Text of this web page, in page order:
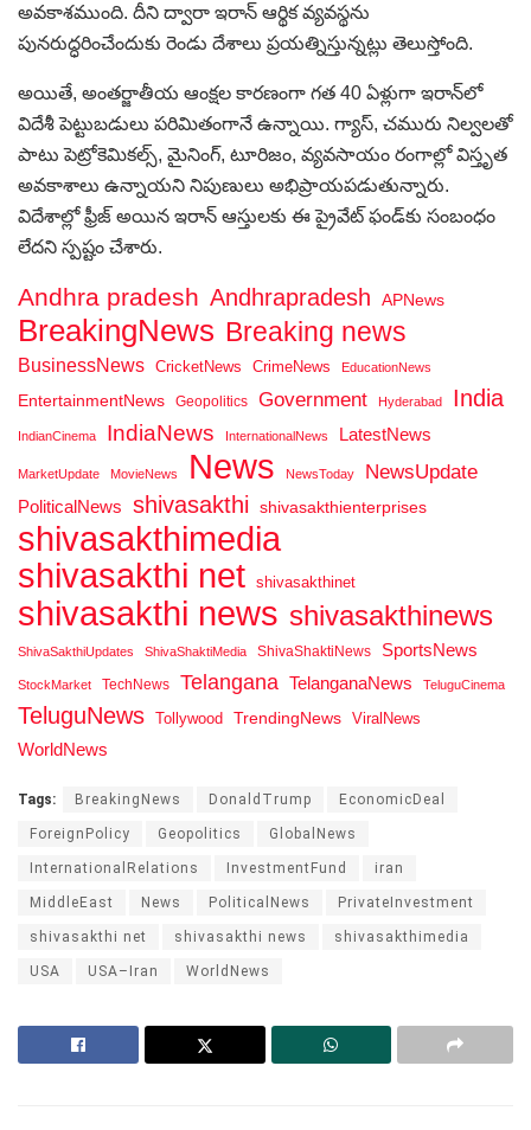
అవకాశముంది. దీని ద్వారా ఇరాన్ ఆర్థిక వ్యవస్థను
పునరుద్ధరించేందుకు రెండు దేశాలు ప్రయత్నిస్తున్నట్లు తెలుస్తోంది.
అయితే, అంతర్జాతీయ ఆంక్షల కారణంగా గత 40 ఏళ్లుగా ఇరాన్‌లో
విదేశీ పెట్టుబడులు పరిమితంగానే ఉన్నాయి. గ్యాస్, చమురు నిల్వలతో
పాటు పెట్రోకెమికల్స్, మైనింగ్, టూరిజం, వ్యవసాయం రంగాల్లో విస్తృత
అవకాశాలు ఉన్నాయని నిపుణులు అభిప్రాయపడుతున్నారు.
విదేశాల్లో ఫ్రీజ్ అయిన ఇరాన్ ఆస్తులకు ఈ ప్రైవేట్ ఫండ్‌కు సంబంధం
లేదని స్పష్టం చేశారు.
Andhra pradesh Andhrapradesh APNews
BreakingNews Breaking news
BusinessNews CricketNews CrimeNews EducationNews
EntertainmentNews Geopolitics Government Hyderabad India
IndianCinema IndiaNews InternationalNews LatestNews
MarketUpdate MovieNews News NewsToday NewsUpdate
PoliticalNews shivasakthi shivasakthienterprises
shivasakthimedia
shivasakthi net shivasakthinet
shivasakthi news shivasakthinews
ShivaSakthiUpdates ShivaShaktiMedia ShivaShaktiNews SportsNews
StockMarket TechNews Telangana TelanganaNews TeluguCinema
TeluguNews Tollywood TrendingNews ViralNews
WorldNews
Tags: BreakingNews DonaldTrump EconomicDeal
ForeignPolicy Geopolitics GlobalNews
InternationalRelations InvestmentFund iran
MiddleEast News PoliticalNews PrivateInvestment
shivasakthi net shivasakthi news shivasakthimedia
USA USA–Iran WorldNews